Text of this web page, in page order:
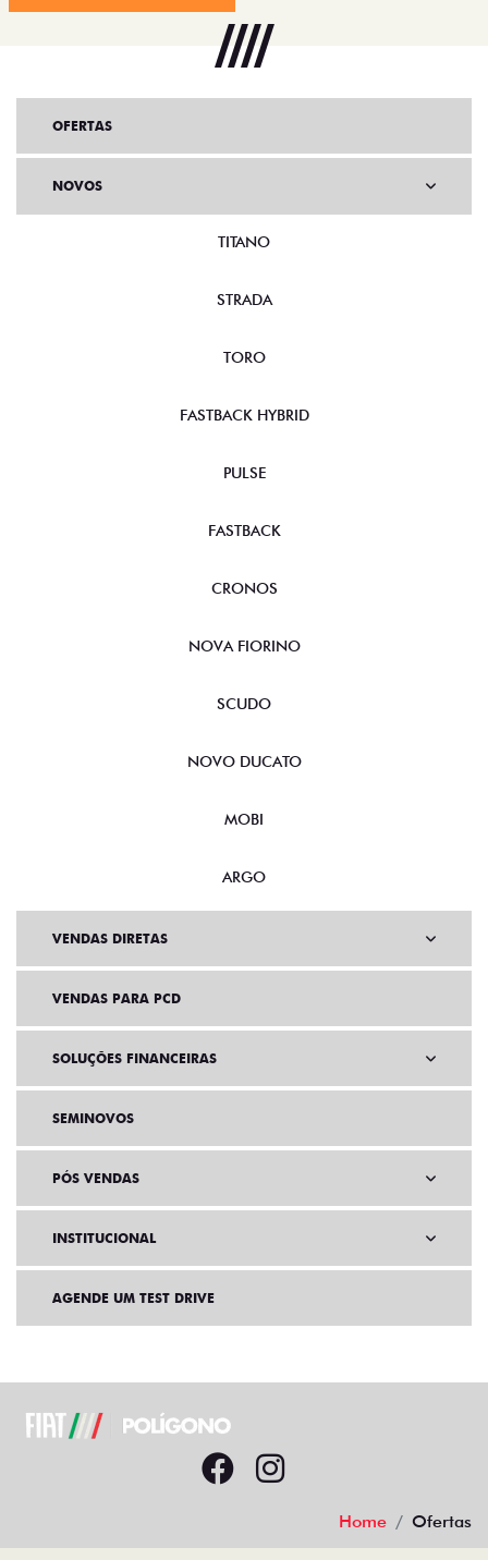
OFERTAS
NOVOS
TITANO
STRADA
TORO
FASTBACK HYBRID
PULSE
FASTBACK
CRONOS
NOVA FIORINO
SCUDO
NOVO DUCATO
MOBI
ARGO
VENDAS DIRETAS
VENDAS PARA PCD
SOLUÇÕES FINANCEIRAS
SEMINOVOS
PÓS VENDAS
INSTITUCIONAL
AGENDE UM TEST DRIVE
Home Ofertas